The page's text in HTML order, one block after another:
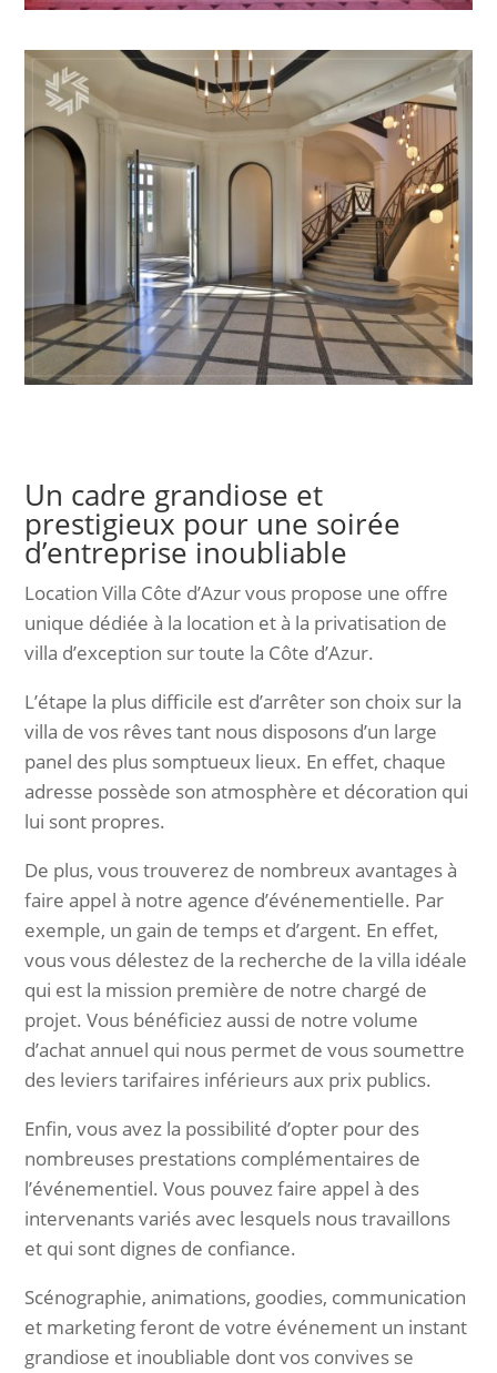
Un cadre grandiose et
prestigieux pour une soirée
d’entreprise inoubliable
Location Villa Côte d’Azur vous propose une offre
unique dédiée à la location et à la privatisation de
villa d’exception sur toute la Côte d’Azur.
L’étape la plus difficile est d’arrêter son choix sur la
villa de vos rêves tant nous disposons d’un large
panel des plus somptueux lieux. En effet, chaque
adresse possède son atmosphère et décoration qui
lui sont propres.
De plus, vous trouverez de nombreux avantages à
faire appel à notre agence d’événementielle. Par
exemple, un gain de temps et d’argent. En effet,
vous vous délestez de la recherche de la villa idéale
qui est la mission première de notre chargé de
projet. Vous bénéficiez aussi de notre volume
d’achat annuel qui nous permet de vous soumettre
des leviers tarifaires inférieurs aux prix publics.
Enfin, vous avez la possibilité d’opter pour des
nombreuses prestations complémentaires de
l’événementiel. Vous pouvez faire appel à des
intervenants variés avec lesquels nous travaillons
et qui sont dignes de confiance.
Scénographie, animations, goodies, communication
et marketing feront de votre événement un instant
grandiose et inoubliable dont vos convives se